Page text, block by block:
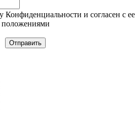
и согласен с ее
положениями
Отправить